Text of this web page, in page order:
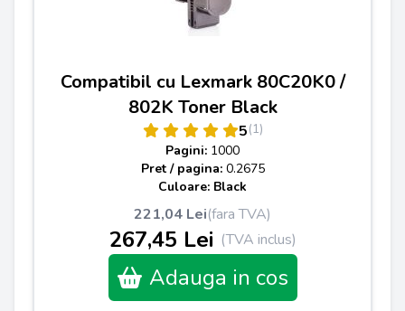
Compatibil cu Lexmark 80C20K0 /
802K Toner Black
5(1)
Pagini: 1000
Pret / pagina: 0.2675
Culoare: Black
221,04 Lei(fara TVA)
267,45 Lei (TVA inclus)
Adauga in cos